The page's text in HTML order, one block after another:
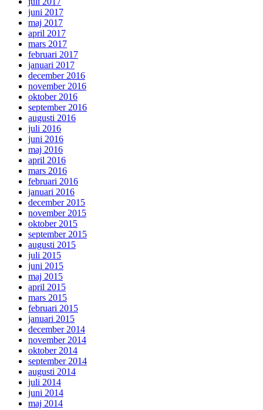
juni 2017
maj 2017
april 2017
mars 2017
februari 2017
januari 2017
december 2016
november 2016
oktober 2016
september 2016
augusti 2016
juli 2016
juni 2016
maj 2016
april 2016
mars 2016
februari 2016
januari 2016
december 2015
november 2015
oktober 2015
september 2015
augusti 2015
juli 2015
juni 2015
maj 2015
april 2015
mars 2015
februari 2015
januari 2015
december 2014
november 2014
oktober 2014
september 2014
augusti 2014
juli 2014
juni 2014
maj 2014